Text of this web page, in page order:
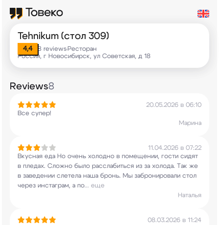
Tehnikum (стол 309)
4,4 8 reviews•Ресторан
Россия, г Новосибирск, ул Советская, д 18
Reviews8
20.05.2026 в 06:10
Все супер!
Марина
11.04.2026 в 07:22
Вкусная еда Но очень холодно в помещении, гости сидят
в пледах. Сложно было расслабиться из за холода. Так же
в заведении слетела наша бронь. Мы забронировали стол
через инстаграм, а по... еще
Наталья
08.03.2026 в 11:24